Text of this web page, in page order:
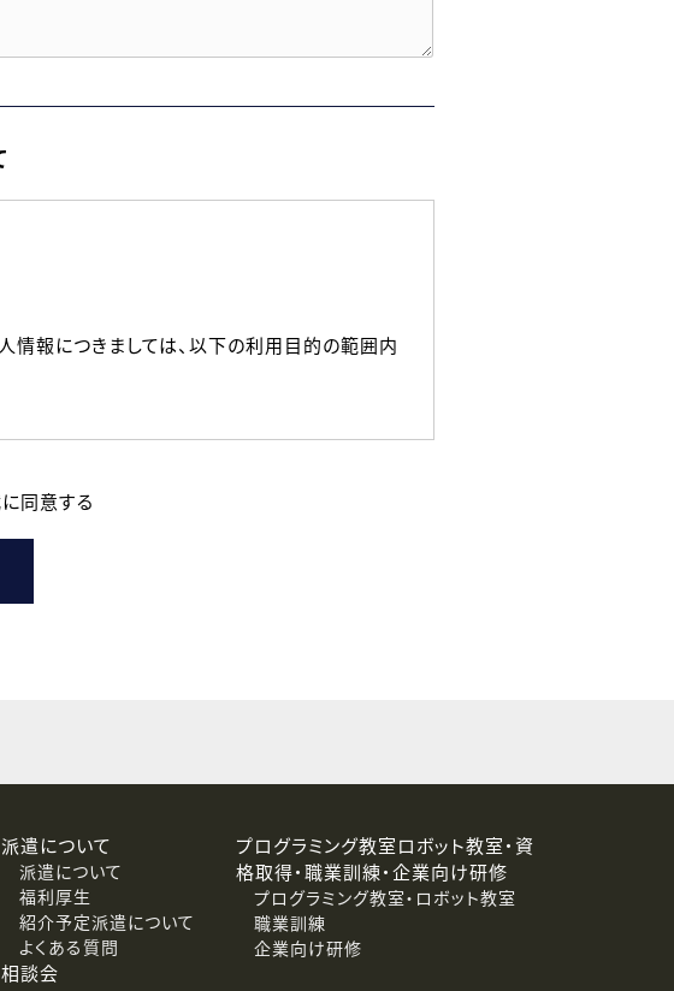
情報につきましては、以下の利用目的の範囲内
があります。
利用の停止、消去および第三者への提供停止）
同意する
派遣について
派遣について
福利厚生
紹介予定派遣について
よくある質問
相談会
プログラミング教室ロボット教室・資
格取得・職業訓練・企業向け研修
プログラミング教室・ロボット教室
職業訓練
企業向け研修